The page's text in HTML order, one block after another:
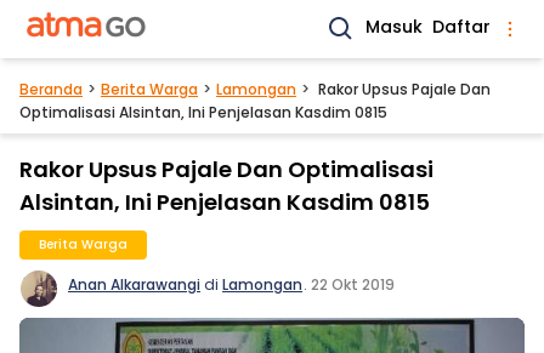
Masuk Daftar
Beranda Berita Warga Lamongan
Rakor Upsus Pajale Dan
Optimalisasi Alsintan, Ini Penjelasan Kasdim 0815
Rakor Upsus Pajale Dan Optimalisasi
Alsintan, Ini Penjelasan Kasdim 0815
Berita Warga
Anan Alkarawangidi Lamongan. 22 Okt 2019